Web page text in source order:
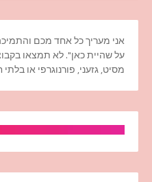
אני מעריך כל אחד מכם
על שהיית כאן". לא תמצאו
מסיט, גזעני, פורנוגרפי או